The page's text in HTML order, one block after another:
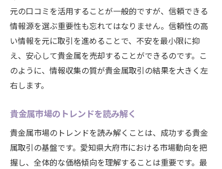
元の口コミを活用することが一般的ですが、信頼できる
情報源を選ぶ重要性も忘れてはなりません。信頼性の高
い情報を元に取引を進めることで、不安を最小限に抑
え、安心して貴金属を売却することができるのです。こ
のように、情報収集の質が貴金属取引の結果を大きく左
右します。
貴金属市場のトレンドを読み解く
貴金属市場のトレンドを読み解くことは、成功する貴金
属取引の基盤です。愛知県大府市における市場動向を把
握し、全体的な価格傾向を理解することは重要です。最